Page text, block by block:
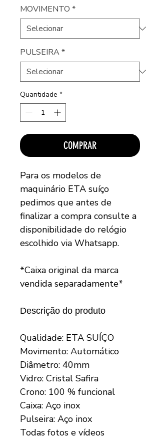
MOVIMENTO *
PULSEIRA*
Quantidade *
COMPRAR
Para os modelos de
maquinário ETA suíço
pedimos que antes de
finalizar a compra consulte a
disponibilidade do relógio
escolhido via Whatsapp.
*Caixa original da marca
vendida separadamente*
Descrição do produto
Qualidade: ETA SUÍÇO
Movimento: Automático
Diâmetro: 40mm
Vidro: Cristal Safira
Crono: 100 % funcional
Caixa: Aço inox
Pulseira: Aço inox
Todas fotos e vídeos